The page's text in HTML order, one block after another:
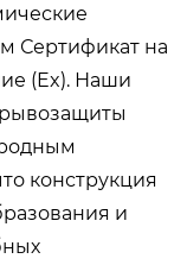
Сертификат на
(Ex). Наши
конструкция
и